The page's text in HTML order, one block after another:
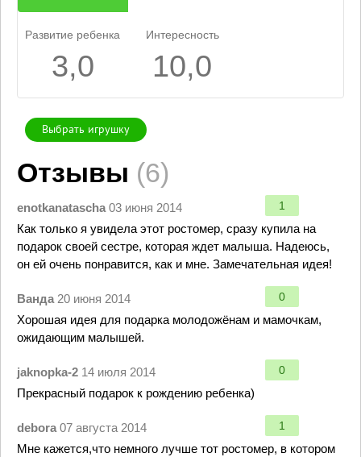
Развитие ребенка
3,0
Интересность
10,0
Выбрать игрушку
Отзывы (6)
enotkanatascha 03 июня 2014 1
Как только я увидела этот ростомер, сразу купила на
подарок своей сестре, которая ждет малыша. Надеюсь,
он ей очень понравится, как и мне. Замечательная идея!
Ванда 20 июня 2014 0
Хорошая идея для подарка молодожёнам и мамочкам,
ожидающим малышей.
jaknopka-2 14 июля 2014 0
Прекрасный подарок к рождению ребенка)
debora 07 августа 2014 1
Мне кажется,что немного лучше тот ростомер, в котором